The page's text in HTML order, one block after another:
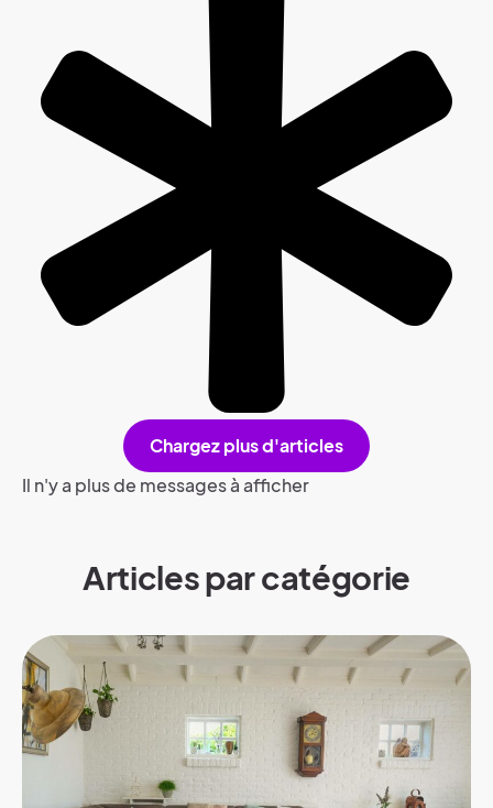
Chargez plus d'articles
Il n'y a plus de messages à afficher
Articles par catégorie